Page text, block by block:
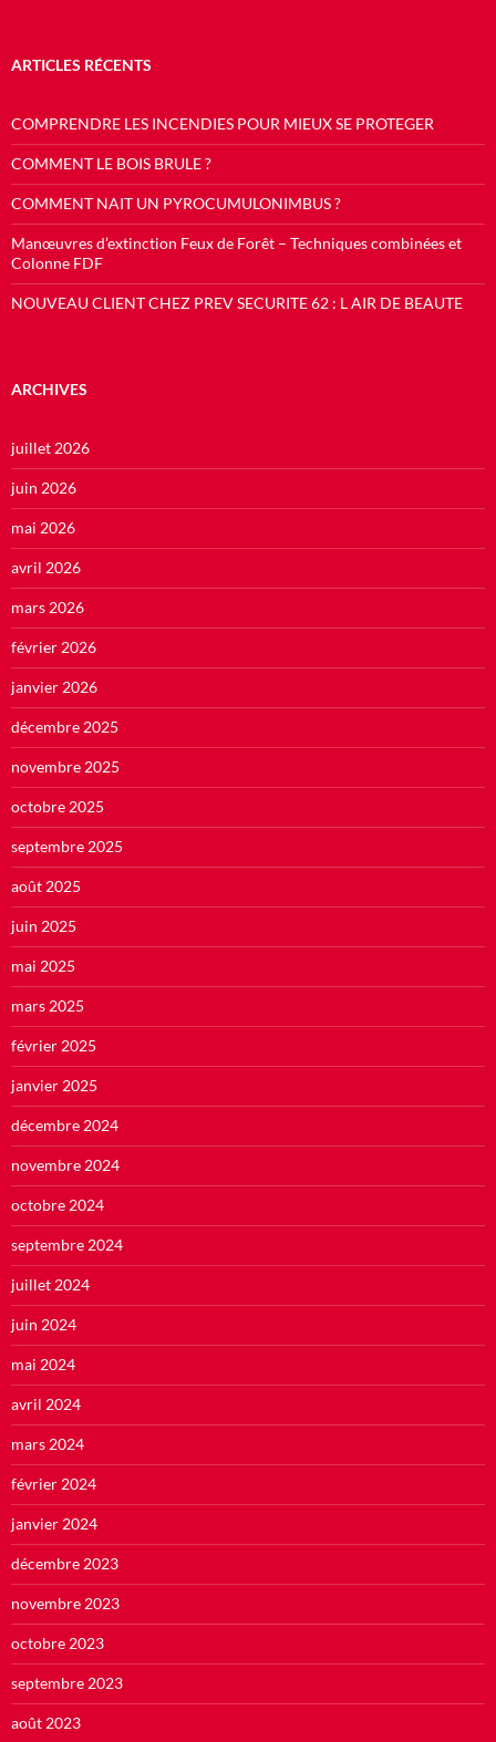
ARTICLES RÉCENTS
COMPRENDRE LES INCENDIES POUR MIEUX SE PROTEGER
COMMENT LE BOIS BRULE ?
COMMENT NAIT UN PYROCUMULONIMBUS ?
Manœuvres d’extinction Feux de Forêt – Techniques combinées et
Colonne FDF
NOUVEAU CLIENT CHEZ PREV SECURITE 62 : L AIR DE BEAUTE
ARCHIVES
juillet 2026
juin 2026
mai 2026
avril 2026
mars 2026
février 2026
janvier 2026
décembre 2025
novembre 2025
octobre 2025
septembre 2025
août 2025
juin 2025
mai 2025
mars 2025
février 2025
janvier 2025
décembre 2024
novembre 2024
octobre 2024
septembre 2024
juillet 2024
juin 2024
mai 2024
avril 2024
mars 2024
février 2024
janvier 2024
décembre 2023
novembre 2023
octobre 2023
septembre 2023
août 2023